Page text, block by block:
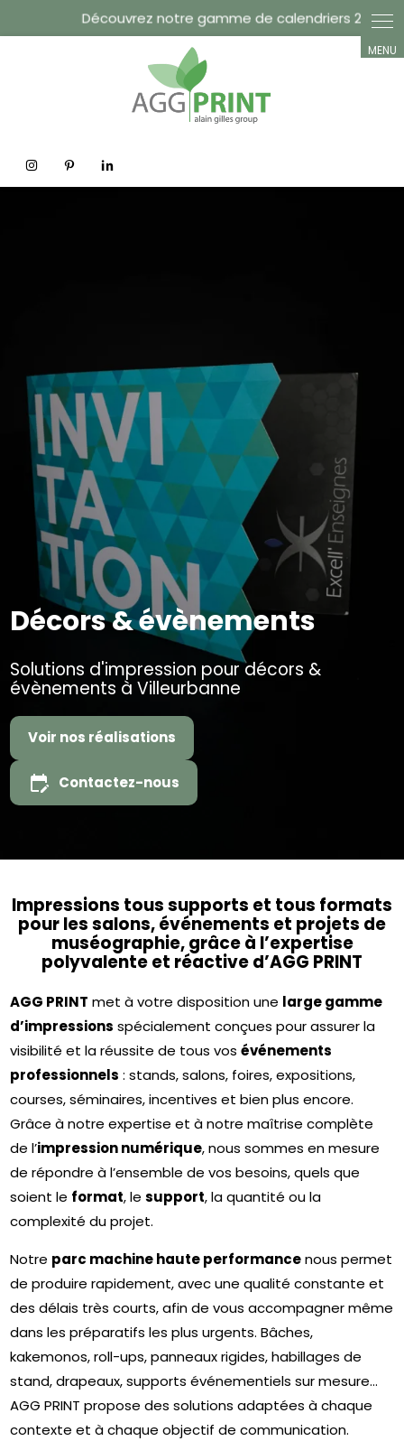
Décors & évènements
Solutions d'impression pour décors &
évènements à Villeurbanne
edit_calendar Contactez-nous
Impressions tous supports et tous formats
pour les salons, événements et projets de
muséographie, grâce à l’expertise
polyvalente et réactive d’AGG PRINT
AGG PRINT met à votre disposition une large gamme
d’impressions spécialement conçues pour assurer la
visibilité et la réussite de tous vosévénements
professionnels : stands, salons, foires, expositions,
courses, séminaires, incentives et bien plus encore.
Grâce à notre expertise et à notre maîtrise complète
de l’impression numérique, nous sommes en mesure
de répondre à l’ensemble de vos besoins, quels que
soient le format, lesupport, la quantité ou la
complexité du projet.
Notre parc machine haute performancenous permet
de produire rapidement, avec une qualité constante et
des délais très courts, afin de vous accompagner même
dans les préparatifs les plus urgents. Bâches,
kakemonos, roll-ups, panneaux rigides, habillages de
stand, drapeaux, supports événementiels sur mesure…
AGG PRINT propose des solutions adaptées à chaque
contexte et à chaque objectif de communication.